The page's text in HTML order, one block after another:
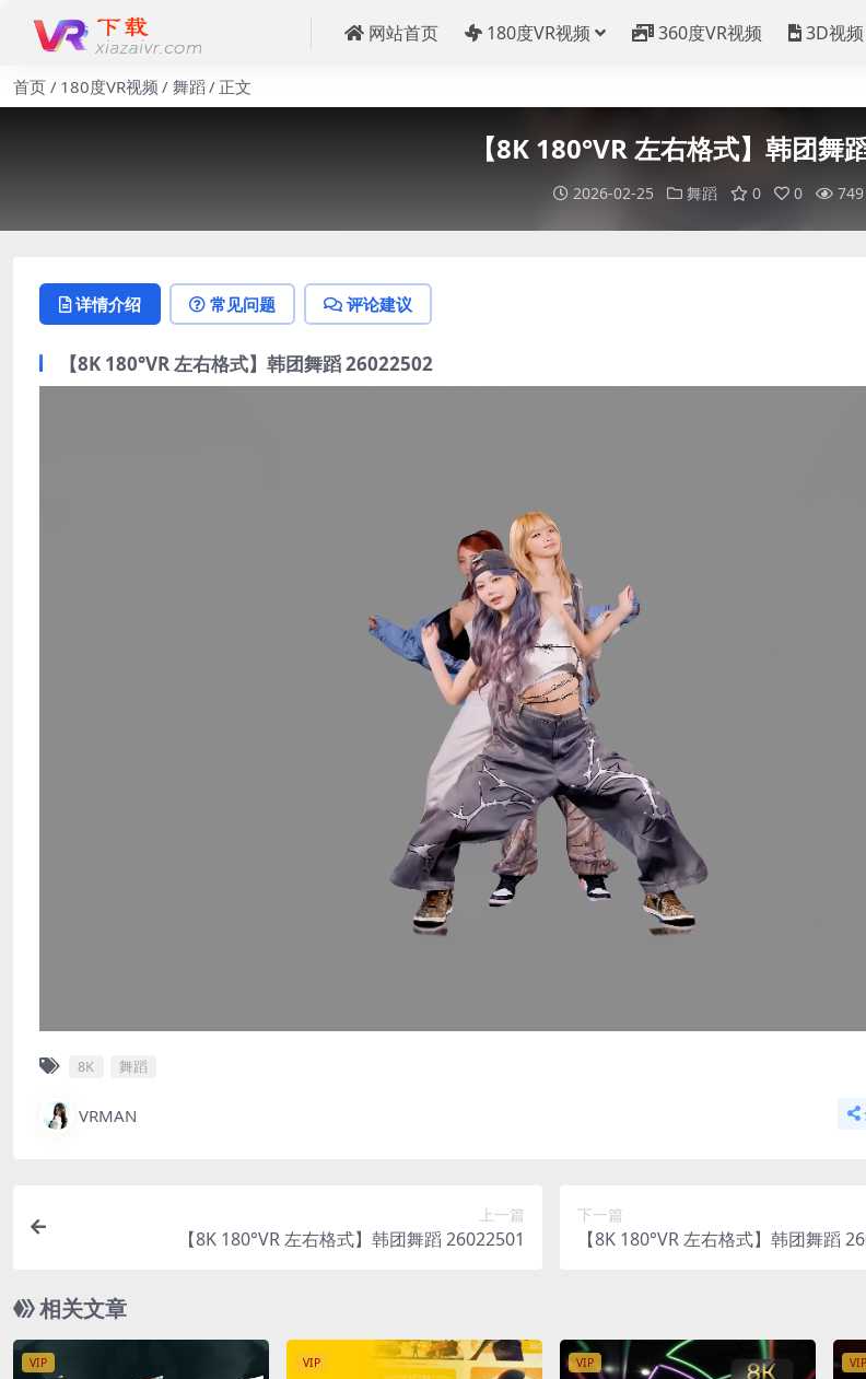
网站首页 180度VR视频 360度VR视频 3D视频
首页 180度VR视频 舞蹈 正文
【8K 180°VR 左右格式】韩团舞
2026-02-25 舞蹈 0 0 749
详情介绍 常见问题 评论建议
【8K 180°VR 左右格式】韩团舞蹈 26022502
8K 舞蹈
VRMAN
上一篇
【8K 180°VR 左右格式】韩团舞蹈 26022501
下一篇
【8K 180°VR 左右格式】韩团舞蹈
相关文章
VIP VIP VIP VIP